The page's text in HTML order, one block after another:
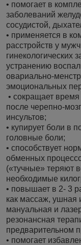
• помогает в
заболеваний
сосудистой,
• применяется в
расстройств у
гинекологических
устранению
овариально-
эмоциональных
• сокращает
после черепно-
инсультов;
• купирует боли в
головные боли;
• способствует
обменных
(«тучные» теряют
необходимые
• повышает в 2- 3
как массаж, ушная
мануальная и
резонансная
предварительном
• помогает